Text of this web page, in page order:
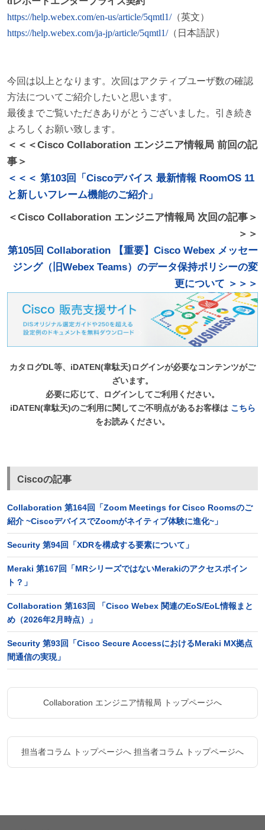
https://help.webex.com/en-us/article/5qmtl1/（英文）
https://help.webex.com/ja-jp/article/5qmtl1/（日本語訳）
今回は以上となります。次回はアクティブユーザ数の確認
方法についてご紹介したいと思います。
最後までご覧いただきありがとうございました。引き続き
よろしくお願い致します。
＜＜＜Cisco Collaboration エンジニア情報局 前回の記
事＞
＜＜＜ 第103回「Ciscoデバイス 最新情報 RoomOS 11
と新しいフレーム機能のご紹介」
＜Cisco Collaboration エンジニア情報局 次回の記事＞
＞＞
第105回 Collaboration 【重要】Cisco Webex メッセー
ジング（旧Webex Teams）のデータ保持ポリシーの変
更について ＞＞＞
カタログDL等、iDATEN(韋駄天)ログインが必要なコンテンツがご
ざいます。
必要に応じて、ログインしてご利用ください。
iDATEN(韋駄天)のご利用に関してご不明点があるお客様は こちら
をお読みください。
Ciscoの記事
Collaboration 第164回「Zoom Meetings for Cisco Roomsのご
紹介 ~CiscoデバイスでZoomがネイティブ体験に進化~」
Security 第94回「XDRを構成する要素について」
Meraki 第167回「MRシリーズではないMerakiのアクセスポイン
ト？」
Collaboration 第163回 「Cisco Webex 関連のEoS/EoL情報まと
め（2026年2月時点）」
Security 第93回「Cisco Secure AccessにおけるMeraki MX拠点
間通信の実現」
Collaboration エンジニア情報局 トップページへ
担当者コラム トップページへ 担当者コラム トップページへ